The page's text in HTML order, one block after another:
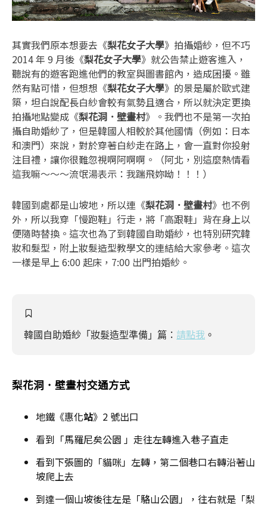
其實我們原本想要去《梨花女子大學》拍攝婚紗，但不巧
2014 年 9 月後《梨花女子大學》就公告禁止遊客進入，
聽說有的遊客跑進他們的教室與圖書館內，造成困擾。雖
然有點可惜，但想想《梨花女子大學》的景是屬於歐式建
築，坦白說配長白紗會較有氣勢且適合，所以就決定更換
拍攝地點變成《梨花洞．壁畫村》。我們也不是第一次拍
攝自助婚紗了，但是韓國人相較於其他國情（例如：日本
和澳門）來說，對於穿著白紗走在路上，會一直對你投射
注目禮，讓你很難忽視啊阿啊啊。（阿北，別這麼熱情看
這我嘛～～～流氓湯表示：我踹飛妳呦！！！）
韓國到處都是山坡地，所以連《梨花洞．壁畫村》也不例
外，所以我穿「慢跑鞋」行走，將「高跟鞋」背在身上以
便隨時替換。這次也為了到韓國自助婚紗，也特別研究韓
妝和髮型，附上妝髮造型教學文的連結給大家參考。這次
一樣是早上 6:00 起床，7:00 出門拍婚紗。
韓國自助婚紗「妝髮造型準備」篇： 請點我 。
梨花洞．壁畫村交通方式
地鐵《惠化站》2 號出口
看到「馬羅尼矣公園 」走往左轉進入巷子直走
看到下張圖的「貓咪」左轉，第二個巷口右轉沿著山
坡爬上去
到達一個山坡後往左是「駱山公園」，往右就是「梨